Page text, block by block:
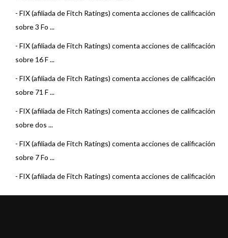
- GPS Fixed Income
- Mega QM S.A.
- Nuevo Chaco Fondos S.A.S.G.F.C.I.
- Quiron Asset Management S.A.
- Southern Trust S.G.F.C.I.S.A.
- FIX (afiliada de Fitch Ratings) comenta acciones de calificación
sobre 3 Fo ...
- FIX (afiliada de Fitch Ratings) comenta acciones de calificación
sobre 16 F ...
- FIX (afiliada de Fitch Ratings) comenta acciones de calificación
sobre 71 F ...
- FIX (afiliada de Fitch Ratings) comenta acciones de calificación
sobre dos ...
- FIX (afiliada de Fitch Ratings) comenta acciones de calificación
sobre 7 Fo ...
- FIX (afiliada de Fitch Ratings) comenta acciones de calificación